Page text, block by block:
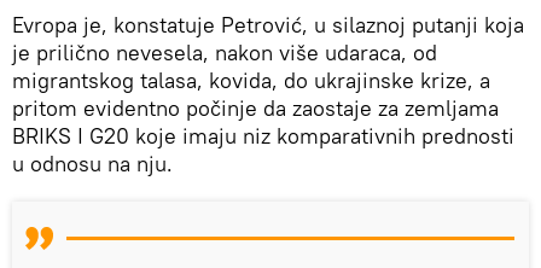
Evropa je, konstatuje Petrović, u silaznoj putanji koja
je prilično nevesela, nakon više udaraca, od
migrantskog talasa, kovida, do ukrajinske krize, a
pritom evidentno počinje da zaostaje za zemljama
BRIKS I G20 koje imaju niz komparativnih prednosti
u odnosu na nju.